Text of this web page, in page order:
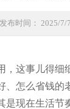
发布时间： 2025/7/7
，这事儿得细
、怎么省钱的
是现在生活节